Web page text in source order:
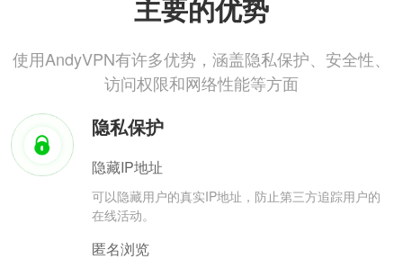
主要的优势
使用AndyVPN有许多优势，涵盖隐私保护、安全性、
访问权限和网络性能等方面
隐私保护
隐藏IP地址
可以隐藏用户的真实IP地址，防止第三方追踪用户的
在线活动。
匿名浏览